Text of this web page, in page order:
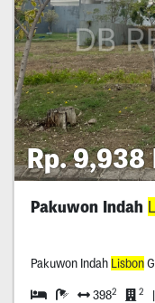
Rp. 9,938
Pakuwon Indah
Pakuwon Indah Lisbon
3982 2